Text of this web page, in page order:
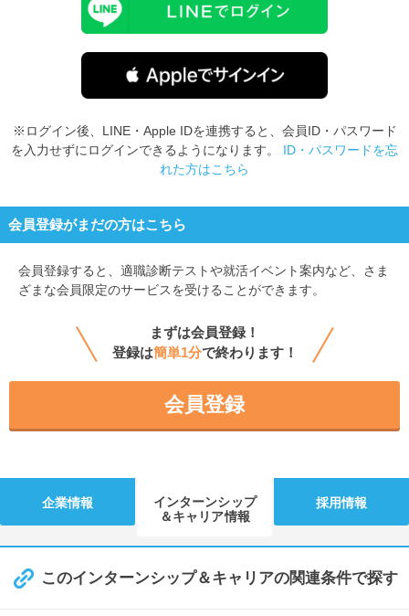
※ログイン後、LINE・Apple IDを連携すると、会員ID・パスワード
を入力せずにログインできるようになります。 ID・パスワードを忘
れた方はこちら
会員登録がまだの方はこちら
会員登録すると、 適職診断テストや就活イベント案内など、さま
ざまな会員限定のサービスを受けることができます。
まずは会員登録！
登録は簡単1分で終わります！
会員登録
企業情報
インターンシップ
＆キャリア情報
採用情報
このインターンシップ＆キャリアの関連条件で探す